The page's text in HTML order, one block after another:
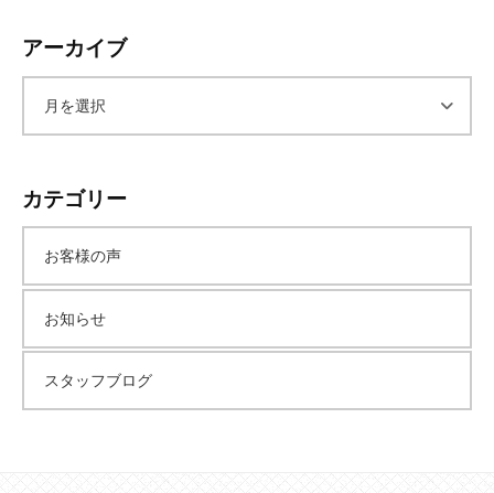
アーカイブ
カ
イ
ブ
カテゴリー
お客様の声
お知らせ
スタッフブログ